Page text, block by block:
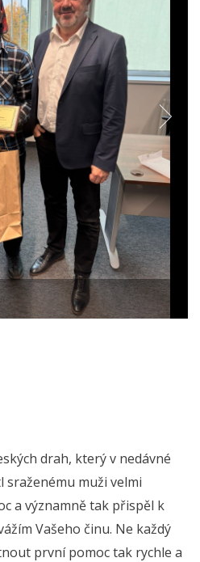
drah, který v nedávné
muži velmi
a významně tak přispěl k
Vašeho činu. Ne každý
první pomoc tak rychle a